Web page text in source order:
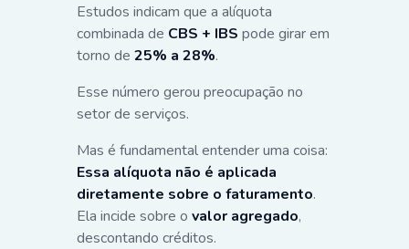
Estudos indicam que a alíquota
combinada de CBS + IBS pode girar em
torno de 25% a 28%.
Esse número gerou preocupação no
setor de serviços.
Mas é fundamental entender uma coisa:
Essa alíquota não é aplicada
diretamente sobre o faturamento.
Ela incide sobre o valor agregado,
descontando créditos.